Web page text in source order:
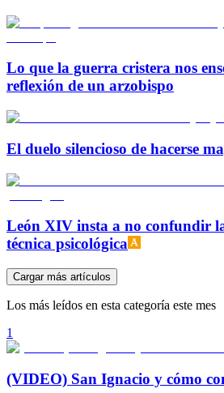
Lo que la guerra cristera nos
reflexión de un arzobispo
El duelo silencioso de hacerse
León XIV insta a no confundir
técnica psicológica
Cargar más artículos
Los más leídos en esta categoría este mes
1
(VIDEO) San Ignacio y cómo